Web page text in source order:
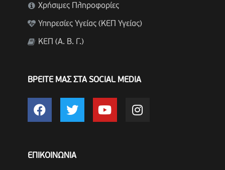
Χρήσιμες Πληροφορίες
Υπηρεσίες Υγείας (ΚΕΠ Υγείας)
ΚΕΠ (Α. Β. Γ.)
ΒΡΕΙΤΕ ΜΑΣ ΣΤΑ SOCIAL MEDIA
ΕΠΙΚΟΙΝΩΝΙΑ